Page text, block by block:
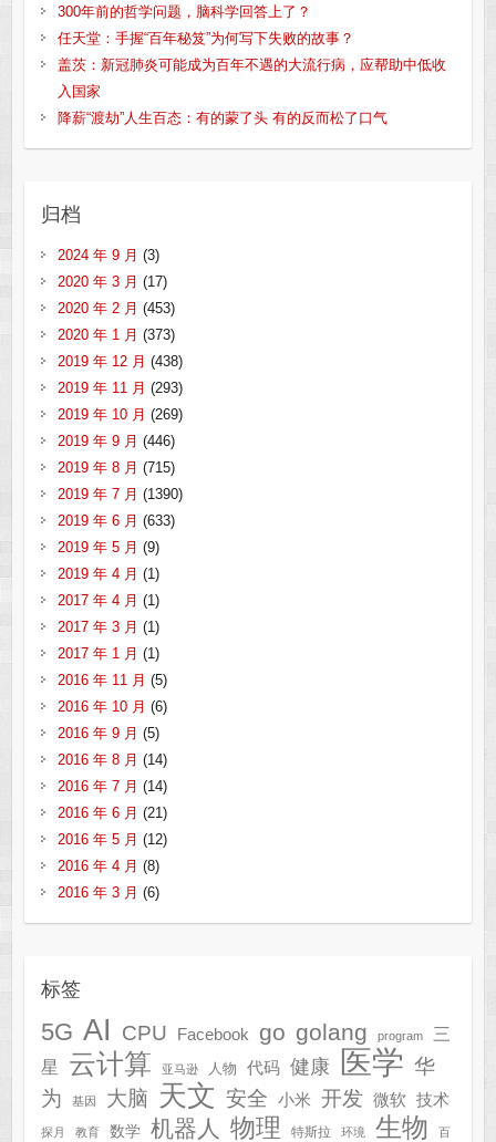
300年前的哲学问题，脑科学回答上了？
任天堂：手握“百年秘笈”为何写下失败的故事？
盖茨：新冠肺炎可能成为百年不遇的大流行病，应帮助中低收
入国家
降薪“渡劫”人生百态：有的蒙了头 有的反而松了口气
归档
2024 年 9 月 (3)
2020 年 3 月 (17)
2020 年 2 月 (453)
2020 年 1 月 (373)
2019 年 12 月 (438)
2019 年 11 月 (293)
2019 年 10 月 (269)
2019 年 9 月 (446)
2019 年 8 月 (715)
2019 年 7 月 (1390)
2019 年 6 月 (633)
2019 年 5 月 (9)
2019 年 4 月 (1)
2017 年 4 月 (1)
2017 年 3 月 (1)
2017 年 1 月 (1)
2016 年 11 月 (5)
2016 年 10 月 (6)
2016 年 9 月 (5)
2016 年 8 月 (14)
2016 年 7 月 (14)
2016 年 6 月 (21)
2016 年 5 月 (12)
2016 年 4 月 (8)
2016 年 3 月 (6)
标签
5G AI CPU Facebook go golang program
三
星
云计算 亚马逊 人物 代码 健康 医学 华
为
基因 大脑 天文 安全 小米 开发 微软 技术
探月 教育 数学 机器人 物理 特斯拉 环境 生物 百